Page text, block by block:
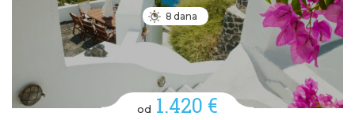
8 dana
od 1.420 €